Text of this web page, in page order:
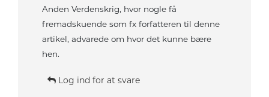
Anden Verdenskrig, hvor nogle få
fremadskuende som fx forfatteren til denne
artikel, advarede om hvor det kunne bære
hen.
Log ind for at svare